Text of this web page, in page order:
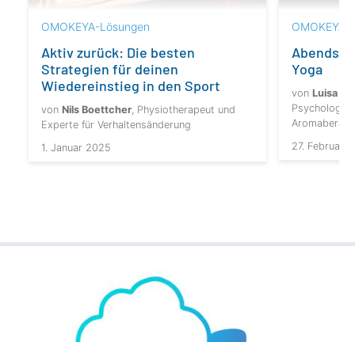
OMOKEYA-Lösungen
Aktiv zurück: Die besten
Strategien für deinen
Wiedereinstieg in den Sport
von Nils Boettcher, Physiotherapeut und
Experte für Verhaltensänderung
1. Januar 2025
OMOKEYA-
Abends
Yoga
von Luisa
27. Februar